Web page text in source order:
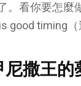
。看你要怎麼
good timing（
撒王的